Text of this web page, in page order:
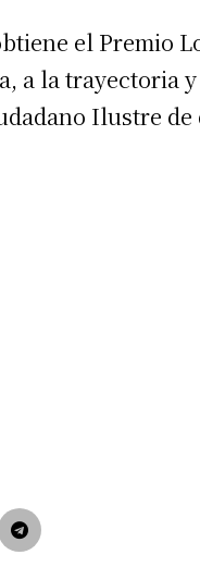
el Premio
a la trayectoria
Ilustre